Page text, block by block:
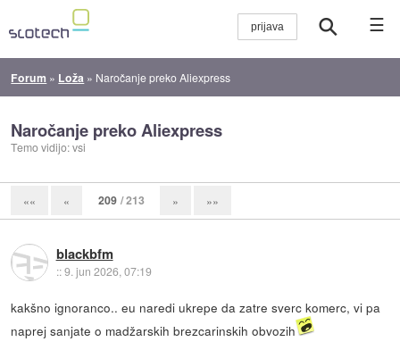
☰
Forum » Loža » Naročanje preko Aliexpress
Naročanje preko Aliexpress
Temo vidijo: vsi
«« « 209 / 213 » »»
blackbfm
::9. jun 2026, 07:19
kakšno ignoranco.. eu naredi ukrepe da zatre sverc komerc, vi pa
naprej sanjate o madžarskih brezcarinskih obvozih